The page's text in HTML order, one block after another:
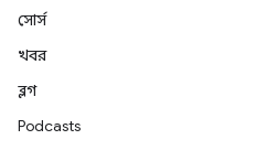
সোর্স
খবর
ব্লগ
Podcasts